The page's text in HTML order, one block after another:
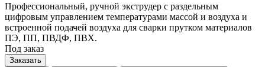
Профессиональный, ручной экструдер с раздельным
цифровым управлением температурами массой и воздуха и
встроенной подачей воздуха для сварки прутком материалов
ПЭ, ПП, ПВДФ, ПВХ.
Под заказ
Заказать